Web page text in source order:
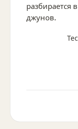
разбирается
джунов.